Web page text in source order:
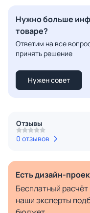
Нужно больше
товаре?
Ответим на все
принять решение
Нужен совет
Отзывы
0 отзывов
Есть дизайн-
Бесплатный
наши эксперты